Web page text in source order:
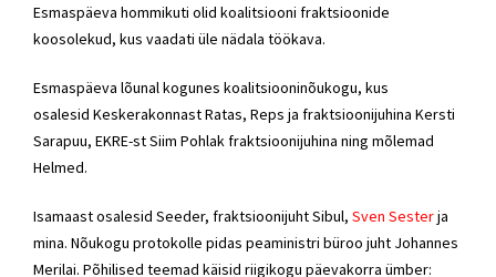
Esmaspäeva hommikuti olid koalitsiooni fraktsioonide
koosolekud, kus vaadati üle nädala töökava.
Esmaspäeva lõunal kogunes koalitsiooninõukogu, kus
osalesid KeskerakonnastRatas, Reps ja fraktsioonijuhina Kersti
Sarapuu, EKRE-st Siim Pohlak fraktsioonijuhina ning mõlemad
Helmed.
Isamaast osalesid Seeder, fraktsioonijuht Sibul, Sven Sesterja
mina. Nõukogu protokolle pidas peaministri büroo juht Johannes
Merilai. Põhilised teemad käisid riigikogu päevakorra ümber: